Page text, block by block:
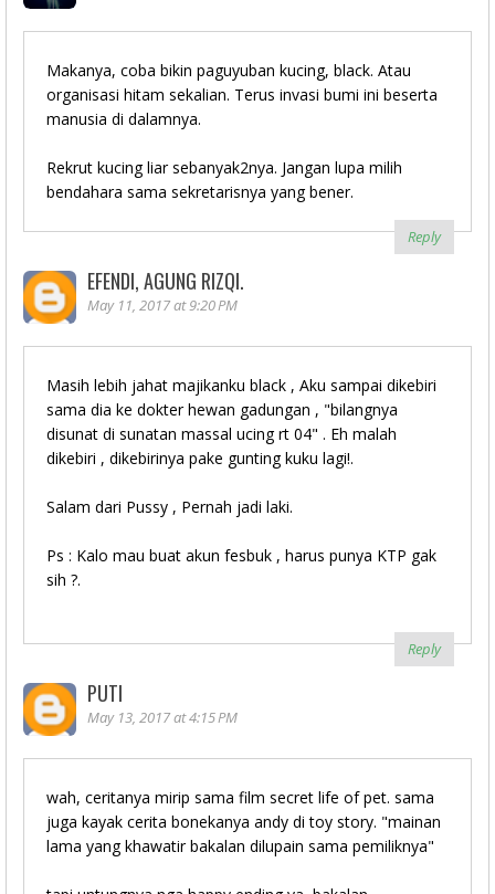
Makanya, coba bikin paguyuban kucing, black. Atau
organisasi hitam sekalian. Terus invasi bumi ini beserta
manusia di dalamnya.
Rekrut kucing liar sebanyak2nya. Jangan lupa milih
bendahara sama sekretarisnya yang bener.
Reply
EFENDI, AGUNG RIZQI.
May 11, 2017 at 9:20 PM
Masih lebih jahat majikanku black , Aku sampai dikebiri
sama dia ke dokter hewan gadungan , "bilangnya
disunat di sunatan massal ucing rt 04" . Eh malah
dikebiri , dikebirinya pake gunting kuku lagi!.
Salam dari Pussy , Pernah jadi laki.
Ps : Kalo mau buat akun fesbuk , harus punya KTP gak
sih ?.
Reply
PUTI
May 13, 2017 at 4:15 PM
wah, ceritanya mirip sama film secret life of pet. sama
juga kayak cerita bonekanya andy di toy story. "mainan
lama yang khawatir bakalan dilupain sama pemiliknya"